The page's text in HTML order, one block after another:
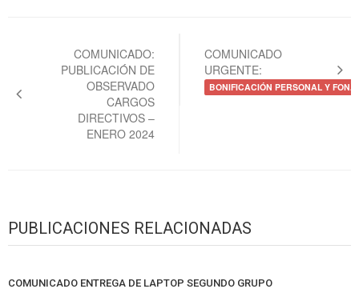
entradas
COMUNICADO:
PUBLICACIÓN DE
OBSERVADO
CARGOS
DIRECTIVOS –
ENERO 2024
COMUNICADO
URGENTE:
BONIFICACIÓN PERSONAL Y
PUBLICACIONES RELACIONADAS
COMUNICADO ENTREGA DE LAPTOP SEGUNDO GRUPO